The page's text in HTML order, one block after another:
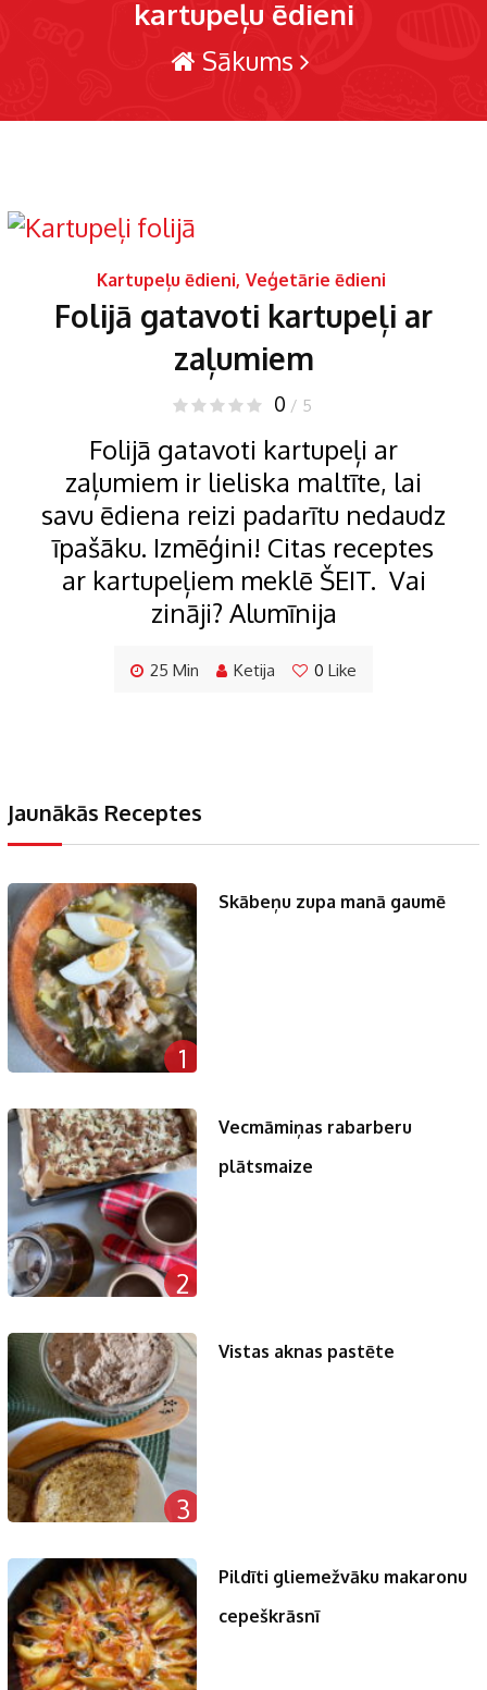
kartupeļu ēdieni
Sākums
Kartupeļu ēdieni, Veģetārie ēdieni
Folijā gatavoti kartupeļi ar
zaļumiem
0 / 5
Folijā gatavoti kartupeļi ar
zaļumiem ir lieliska maltīte, lai
savu ēdiena reizi padarītu nedaudz
īpašāku. Izmēģini! Citas receptes
ar kartupeļiem meklē ŠEIT. Vai
zināji? Alumīnija
25 Min Ketija 0 Like
Jaunākās Receptes
1
Skābeņu zupa manā gaumē
2
Vecmāmiņas rabarberu
plātsmaize
3
Vistas aknas pastēte
Pildīti gliemežvāku makaronu
cepeškrāsnī